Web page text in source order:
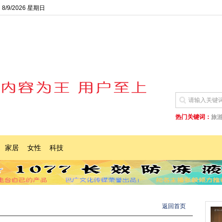
8/9/2026 星期日
热门关键词： 旅
家居 女性 科技
返回首页